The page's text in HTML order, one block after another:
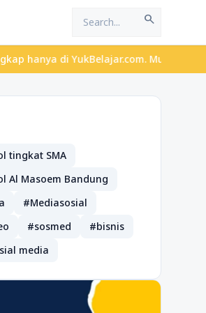
search
YukBelajar.com. Mulai langkah
tingkat SMA
Al Masoem Bandung
#Mediasosial
#sosmed
#bisnis
media